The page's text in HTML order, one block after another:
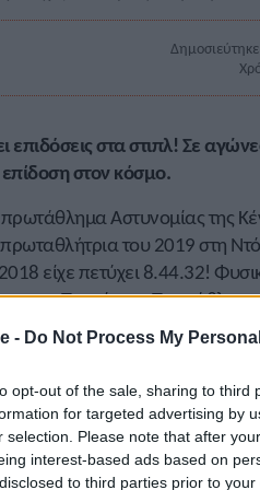
- Do Not Process My
opt-out of the sale, sharing to
for targeted advertising by
selection. Please note that after
interest-based ads based on
to third parties prior to
επιδόσεις στα στιπλ! Σε
στον κόσμο.
Αστυνομίας της
του 2019 στη
είχε πετύχει 8.44.32!
στο Παγκόσμιο Πρωτάθλημα
και άλλες καλές
10.000μ. με 28.38.7. Δεύτερος
Μπετμε 29.01.2.